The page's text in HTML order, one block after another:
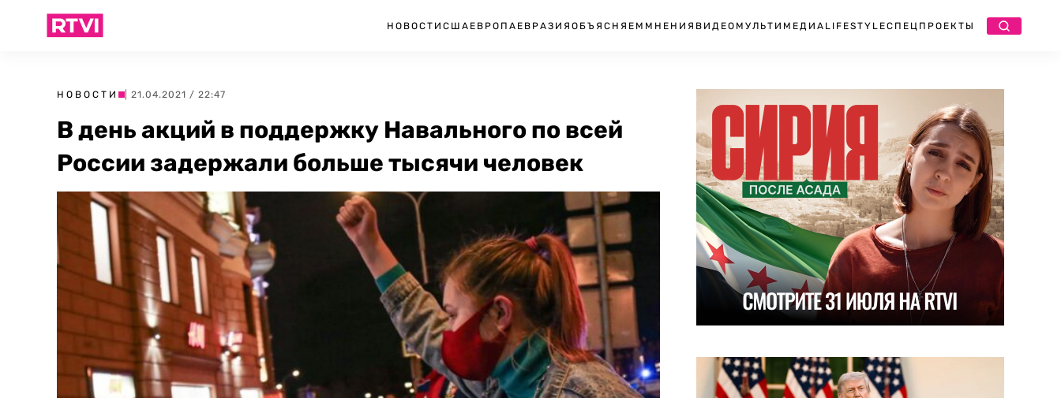
НОВОСТИ США ЕВРОПА ЕВРАЗИЯ ОБЪЯСНЯЕМ МНЕНИЯ ВИДЕО МУЛЬТИМЕДИА LIFESTYLEСПЕЦПРОЕКТЫ
НОВОСТИ | 21.04.2021 / 22:47
В день акций в поддержку Навального по всей
России задержали больше тысячи человек